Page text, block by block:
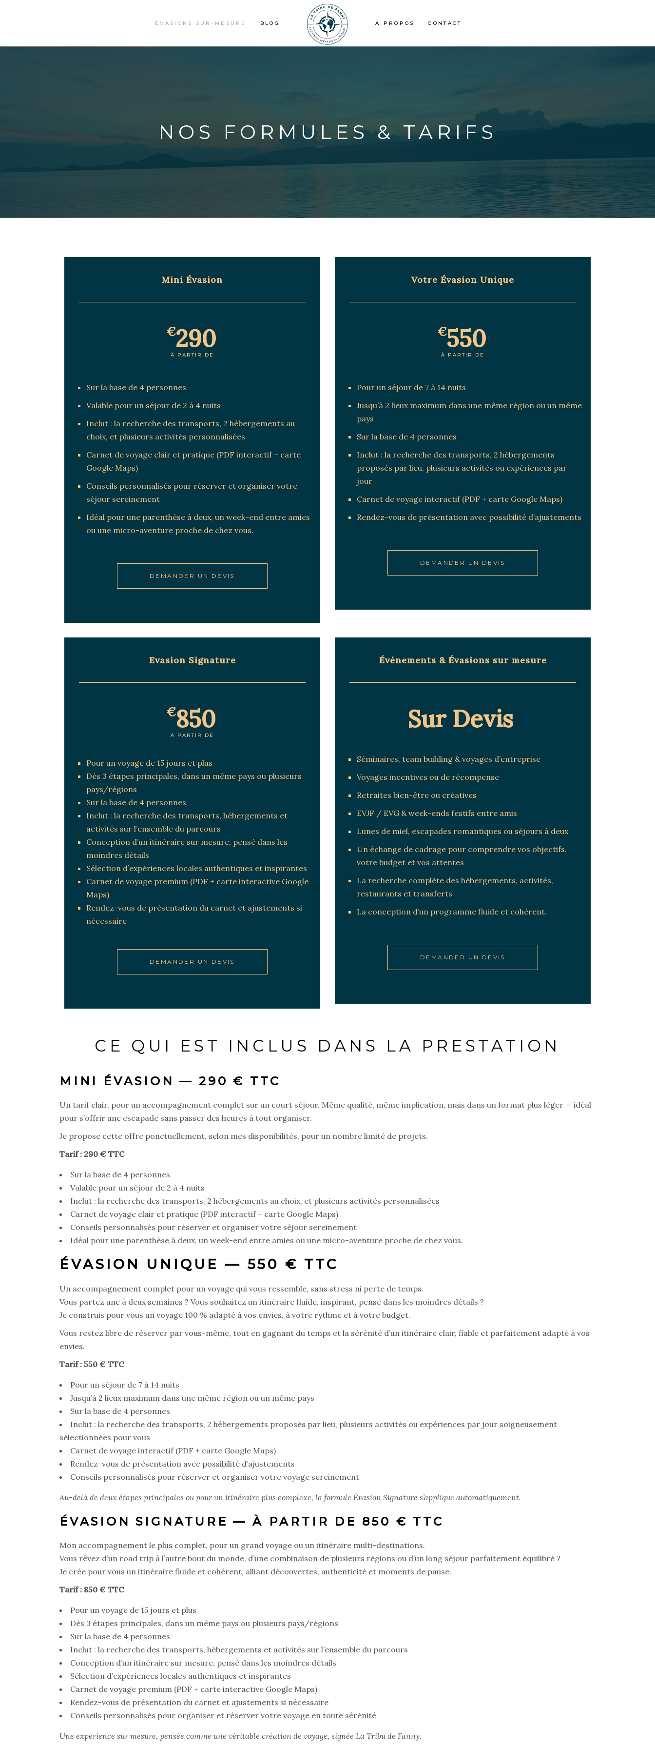
ÉVASIONS SUR-MESURE BLOG A PROPOS CONTACT
NOS FORMULES & TARIFS
Mini Évasion
€290
À PARTIR DE
Sur la base de 4 personnes
Valable pour un séjour de 2 à 4 nuits
Inclut : la recherche des transports, 2 hébergements au
choix, et plusieurs activités personnalisées
Carnet de voyage clair et pratique (PDF interactif + carte
Google Maps)
Conseils personnalisés pour réserver et organiser votre
séjour sereinement
Idéal pour une parenthèse à deux, un week-end entre amies
ou une micro-aventure proche de chez vous.
DEMANDER UN DEVIS
Votre Évasion Unique
€550
À PARTIR DE
Pour un séjour de 7 à 14 nuits
Jusqu’à 2 lieux maximum dans une même région ou un même
pays
Sur la base de 4 personnes
Inclut : la recherche des transports, 2 hébergements
proposés par lieu, plusieurs activités ou expériences par
jour
Carnet de voyage interactif (PDF + carte Google Maps)
Rendez-vous de présentation avec possibilité d’ajustements
DEMANDER UN DEVIS
Evasion Signature
€850
À PARTIR DE
Pour un voyage de 15 jours et plus
Dès 3 étapes principales, dans un même pays ou plusieurs
pays/régions
Sur la base de 4 personnes
Inclut : la recherche des transports, hébergements et
activités sur l’ensemble du parcours
Conception d’un itinéraire sur mesure, pensé dans les
moindres détails
Sélection d’expériences locales authentiques et inspirantes
Carnet de voyage premium (PDF + carte interactive Google
Maps)
Rendez-vous de présentation du carnet et ajustements si
nécessaire
DEMANDER UN DEVIS
Événements & Évasions sur mesure
Sur Devis
Séminaires, team building & voyages d’entreprise
Voyages incentives ou de récompense
Retraites bien-être ou créatives
EVJF / EVG & week-ends festifs entre amis
Lunes de miel, escapades romantiques ou séjours à deux
Un échange de cadrage pour comprendre vos objectifs,
votre budget et vos attentes
La recherche complète des hébergements, activités,
restaurants et transferts
La conception d’un programme fluide et cohérent.
DEMANDER UN DEVIS
CE QUI EST INCLUS DANS LA PRESTATION
MINI ÉVASION — 290 € TTC
Un tarif clair, pour un accompagnement complet sur un court séjour. Même qualité, même implication, mais dans un format plus léger — idéal
pour s’offrir une escapade sans passer des heures à tout organiser.
Je propose cette offre ponctuellement, selon mes disponibilités, pour un nombre limité de projets.
Tarif : 290 € TTC
Sur la base de 4 personnes
Valable pour un séjour de 2 à 4 nuits
Inclut : la recherche des transports, 2 hébergements au choix, et plusieurs activités personnalisées
Carnet de voyage clair et pratique (PDF interactif + carte Google Maps)
Conseils personnalisés pour réserver et organiser votre séjour sereinement
Idéal pour une parenthèse à deux, un week-end entre amies ou une micro-aventure proche de chez vous.
ÉVASION UNIQUE — 550 € TTC
Un accompagnement complet pour un voyage qui vous ressemble, sans stress ni perte de temps.
Vous partez une à deux semaines ? Vous souhaitez un itinéraire fluide, inspirant, pensé dans les moindres détails ?
Je construis pour vous un voyage 100 % adapté à vos envies, à votre rythme et à votre budget.
Vous restez libre de réserver par vous-même, tout en gagnant du temps et la sérénité d’un itinéraire clair, fiable et parfaitement adapté à vos
envies.
Tarif : 550 € TTC
Pour un séjour de 7 à 14 nuits
Jusqu’à 2 lieux maximum dans une même région ou un même pays
Sur la base de 4 personnes
Inclut : la recherche des transports, 2 hébergements proposés par lieu, plusieurs activités ou expériences par jour soigneusement
sélectionnées pour vous
Carnet de voyage interactif (PDF + carte Google Maps)
Rendez-vous de présentation avec possibilité d’ajustements
Conseils personnalisés pour réserver et organiser votre voyage sereinement
Au-delà de deux étapes principales ou pour un itinéraire plus complexe, la formule Évasion Signature s’applique automatiquement.
ÉVASION SIGNATURE — À PARTIR DE 850 € TTC
Mon accompagnement le plus complet, pour un grand voyage ou un itinéraire multi-destinations.
Vous rêvez d’un road trip à l’autre bout du monde, d’une combinaison de plusieurs régions ou d’un long séjour parfaitement équilibré ?
Je crée pour vous un itinéraire fluide et cohérent, alliant découvertes, authenticité et moments de pause.
Tarif : 850 € TTC
Pour un voyage de 15 jours et plus
Dès 3 étapes principales, dans un même pays ou plusieurs pays/régions
Sur la base de 4 personnes
Inclut : la recherche des transports, hébergements et activités sur l’ensemble du parcours
Conception d’un itinéraire sur mesure, pensé dans les moindres détails
Sélection d’expériences locales authentiques et inspirantes
Carnet de voyage premium (PDF + carte interactive Google Maps)
Rendez-vous de présentation du carnet et ajustements si nécessaire
Conseils personnalisés pour organiser et réserver votre voyage en toute sérénité
Une expérience sur mesure, pensée comme une véritable création de voyage, signée La Tribu de Fanny.